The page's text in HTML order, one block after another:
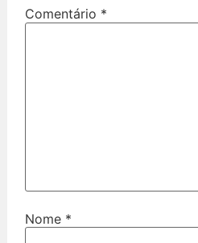
Comentário *
Nome *